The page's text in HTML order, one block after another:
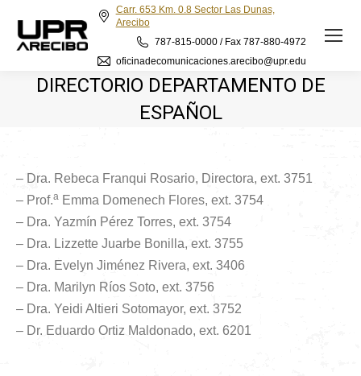
Carr. 653 Km. 0.8 Sector Las Dunas,
Arecibo
787-815-0000 / Fax 787-880-4972
oficinadecomunicaciones.arecibo@upr.edu
DIRECTORIO DEPARTAMENTO DE
ESPAÑOL
– Dra. Rebeca Franqui Rosario, Directora, ext. 3751
– Prof.a Emma Domenech Flores, ext. 3754
– Dra. Yazmín Pérez Torres, ext. 3754
– Dra. Lizzette Juarbe Bonilla, ext. 3755
– Dra. Evelyn Jiménez Rivera, ext. 3406
– Dra. Marilyn Ríos Soto, ext. 3756
– Dra. Yeidi Altieri Sotomayor, ext. 3752
– Dr. Eduardo Ortiz Maldonado, ext. 6201